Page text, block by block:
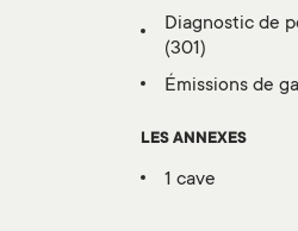
diagnostic de
(301)
émissions de
LES ANNEXES
1 cave